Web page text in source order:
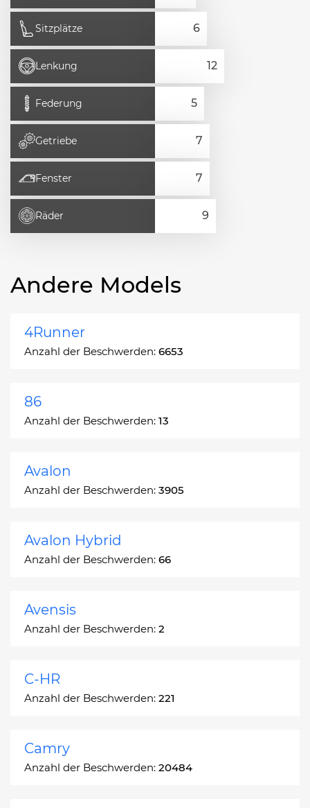
Sitzplätze
Lenkung
Federung
Getriebe
Fenster
Räder
Andere Models
4Runner
Anzahl der Beschwerden: 6653
86
Anzahl der Beschwerden: 13
Avalon
Anzahl der Beschwerden: 3905
Avalon Hybrid
Anzahl der Beschwerden: 66
Avensis
Anzahl der Beschwerden: 2
C-HR
Anzahl der Beschwerden: 221
Camry
Anzahl der Beschwerden: 20484